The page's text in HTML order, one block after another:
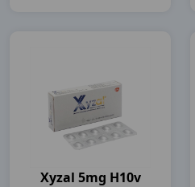
Xyzal 5mg H10v